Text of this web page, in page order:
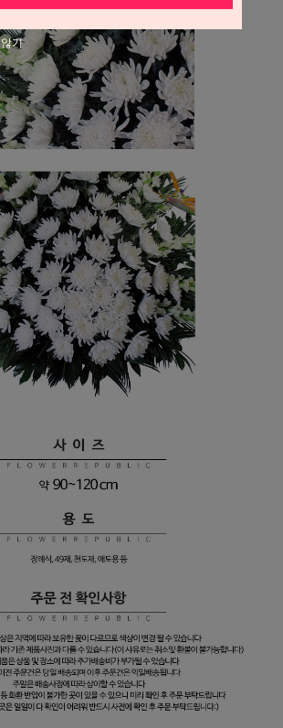
기